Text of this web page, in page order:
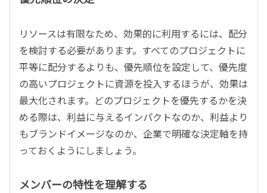
リソースは有限なため、効果的に利用するには、配分
を検討する必要があります。すべてのプロジェクトに
平等に配分するよりも、優先順位を設定して、優先度
の高いプロジェクトに資源を投入するほうが、効果は
最大化されます。どのプロジェクトを優先するかを決
める際は、利益に与えるインパクトなのか、利益より
もブランドイメージなのか、企業で明確な決定軸を持
っておくようにしましょう。
メンバーの特性を理解する